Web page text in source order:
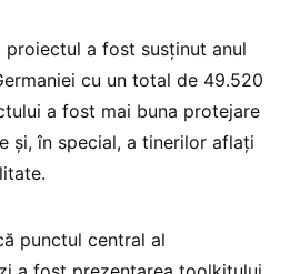
a fost susținut anul
cu un total de 49.520
a fost mai buna protejare
și, în special, a tinerilor aflați
punctul central al